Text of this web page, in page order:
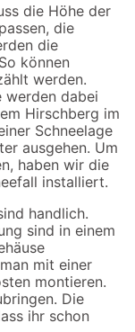
die Höhe der
die
die
können
werden.
werden dabei
Hirschberg im
Schneelage
ausgehen. Um
haben wir die
installiert.
handlich.
sind in einem
mit einer
montieren.
Die
ihr schon